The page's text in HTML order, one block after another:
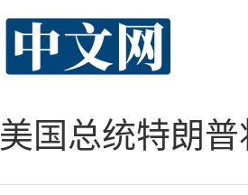
美国总统特朗